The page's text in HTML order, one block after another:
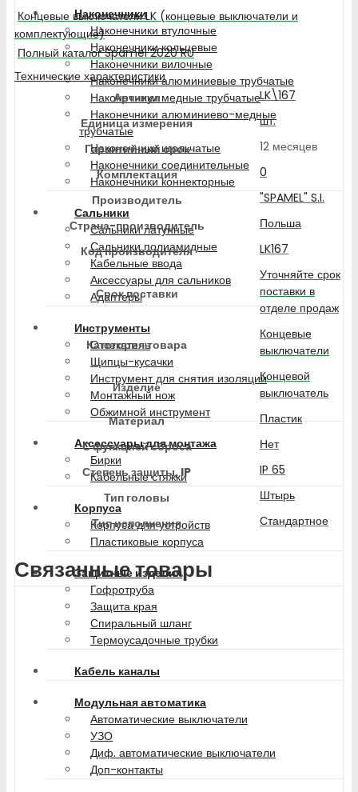
Наконечники
Наконечники втулочные
Наконечники кольцевые
Наконечники вилочные
Наконечники алюминиевые трубчатые
Наконечники медные трубчатые
Наконечники алюминиево-медные
трубчатые
Наконечники игольчатые
Наконечники соединительные
Наконечники коннекторные
Сальники
Сальники латунные
Сальники полиамидные
Кабельные ввода
Аксессуары для сальников
Адаптеры
Инструменты
Отсекатель
Щипцы-кусачки
Инструмент для снятия изоляции
Монтажный нож
Обжимной инструмент
Аксессуары для монтажа
Бирки
Кабельные стяжки
Корпуса
Корпуса для устройств
Пластиковые корпуса
Защитные изделия
Гофротруба
Защита края
Спиральный шланг
Термоусадочные трубки
Кабель каналы
Модульная автоматика
Автоматические выключатели
УЗО
Диф. автоматические выключатели
Доп-контакты
Концевые выключатели LK (концевые выключатели и
комплектующие)
Полный каталог Spamel 2020 RU
Технические характеристики
Артикул
LK\167
Единица измерения
шт.
Гарантийный срок
12 месяцев
Комплектация
0
Производитель
"SPAMEL" S.I.
Страна-производитель
Польша
Код производителя
LK167
Срок поставки
Уточняйте срок
поставки в
отделе продаж
Категория товара
Концевые
выключатели
Изделие
Концевой
выключатель
Материал
Пластик
С функцией сброса
Нет
Степень защиты, IP
IP 65
Тип головы
Штырь
Тип исполнения
Стандартное
Связанные товары